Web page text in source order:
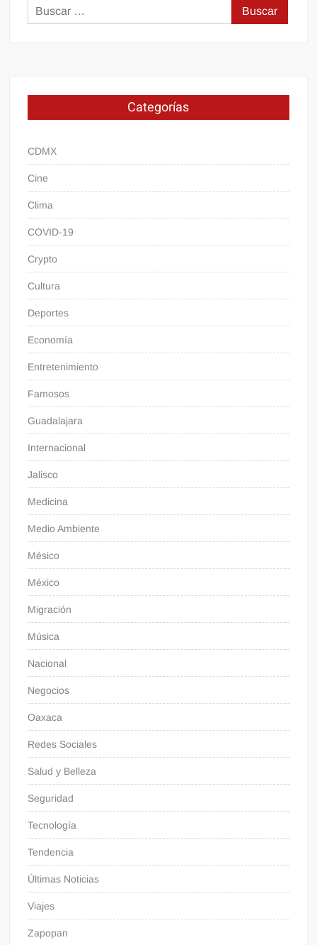
Buscar:
Categorías
CDMX
Cine
Clima
COVID-19
Crypto
Cultura
Deportes
Economía
Entretenimiento
Famosos
Guadalajara
Internacional
Jalisco
Medicina
Medio Ambiente
Mésico
México
Migración
Música
Nacional
Negocios
Oaxaca
Redes Sociales
Salud y Belleza
Seguridad
Tecnología
Tendencia
Últimas Noticias
Viajes
Zapopan